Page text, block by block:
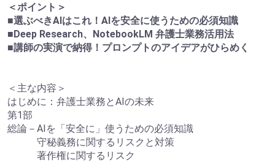
＜ポイント＞
■選ぶべきAIはこれ！AIを安全に使うための必須知識
■Deep Research、NotebookLM 弁護士業務活用法
■講師の実演で納得！プロンプトのアイデアがひらめく
＜主な内容＞
はじめに：弁護士業務とAIの未来
第1部
総論－AIを「安全に」使うための必須知識
守秘義務に関するリスクと対策
著作権に関するリスク